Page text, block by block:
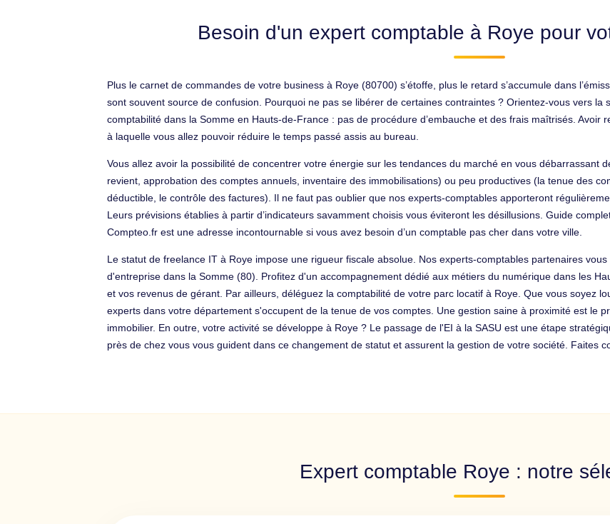
Besoin d'un expert comptable à Roye pour
Plus le carnet de commandes de votre business à Roye (80700) s’étoffe, plus le retard s’accumule dans
sont souvent source de confusion. Pourquoi ne pas se libérer de certaines contraintes ? Orientez-vous vers
comptabilité dans la Somme en Hauts-de-France : pas de procédure d’embauche et des frais maîtrisés. Avoir
à laquelle vous allez pouvoir réduire le temps passé assis au bureau.
Vous allez avoir la possibilité de concentrer votre énergie sur les tendances du marché en vous débarrassant
revient, approbation des comptes annuels, inventaire des immobilisations) ou peu productives (la tenue des
déductible, le contrôle des factures). Il ne faut pas oublier que nos experts-comptables apporteront
Leurs prévisions établies à partir d’indicateurs savamment choisis vous éviteront les désillusions. Guide
Compteo.fr est une adresse incontournable si vous avez besoin d’un comptable pas cher dans votre ville.
Le statut de freelance IT à Roye impose une rigueur fiscale absolue. Nos experts-comptables partenaires
d'entreprise dans la Somme (80). Profitez d'un accompagnement dédié aux métiers du numérique dans les
et vos revenus de gérant. Par ailleurs, déléguez la comptabilité de votre parc locatif à Roye. Que vous soyez
experts dans votre département s'occupent de la tenue de vos comptes. Une gestion saine à proximité est le
immobilier. En outre, votre activité se développe à Roye ? Le passage de l'EI à la SASU est une étape
près de chez vous vous guident dans ce changement de statut et assurent la gestion de votre société. Faites
Expert comptable Roye : notre